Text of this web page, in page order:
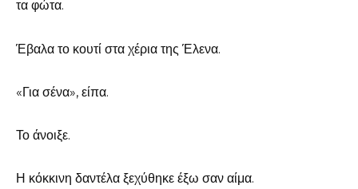
τα φώτα.
Έβαλα το κουτί στα χέρια της Έλενα.
«Για σένα», είπα.
Το άνοιξε.
Η κόκκινη δαντέλα ξεχύθηκε έξω σαν αίμα.